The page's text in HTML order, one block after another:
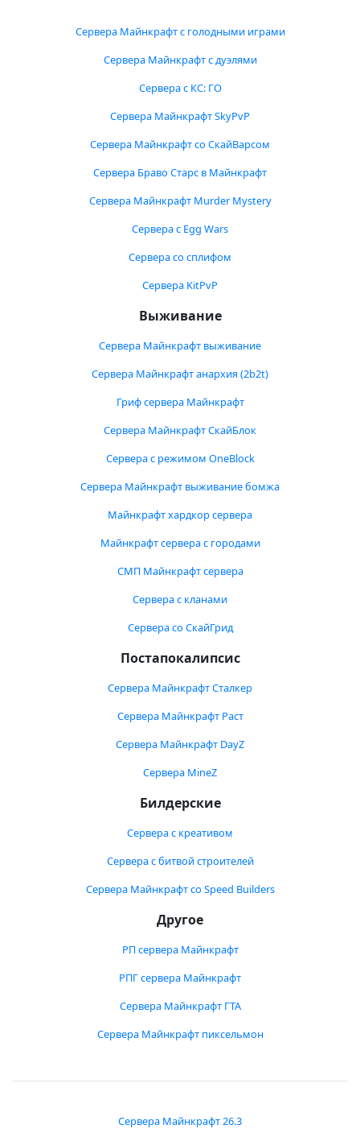
Сервера Майнкрафт с голодными играми
Сервера Майнкрафт с дуэлями
Сервера с КС: ГО
Сервера Майнкрафт SkyPvP
Сервера Майнкрафт со СкайВарсом
Сервера Браво Старс в Майнкрафт
Сервера Майнкрафт Murder Mystery
Сервера с Egg Wars
Сервера со сплифом
Сервера KitPvP
Выживание
Сервера Майнкрафт выживание
Сервера Майнкрафт анархия (2b2t)
Гриф сервера Майнкрафт
Сервера Майнкрафт СкайБлок
Сервера с режимом OneBlock
Сервера Майнкрафт выживание бомжа
Майнкрафт хардкор сервера
Майнкрафт сервера с городами
СМП Майнкрафт сервера
Сервера с кланами
Сервера со СкайГрид
Постапокалипсис
Сервера Майнкрафт Сталкер
Сервера Майнкрафт Раст
Сервера Майнкрафт DayZ
Сервера MineZ
Билдерские
Сервера с креативом
Сервера с битвой строителей
Сервера Майнкрафт со Speed Builders
Другое
РП сервера Майнкрафт
РПГ сервера Майнкрафт
Сервера Майнкрафт ГТА
Сервера Майнкрафт пиксельмон
Сервера Майнкрафт 26.3